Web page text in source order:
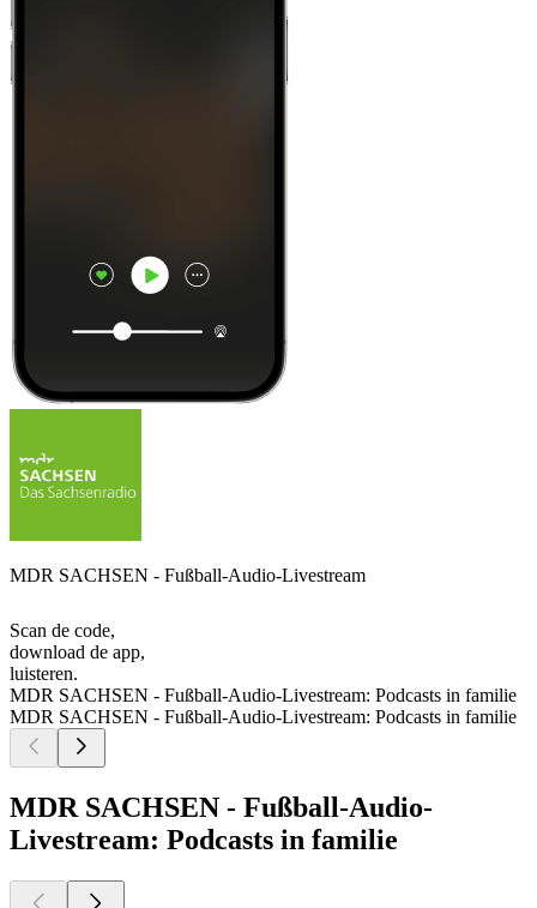
MDR SACHSEN - Fußball-Audio-Livestream
Scan de code,
download de app,
luisteren.
MDR SACHSEN - Fußball-Audio-Livestream: Podcasts in familie
MDR SACHSEN - Fußball-Audio-Livestream: Podcasts in familie
MDR SACHSEN - Fußball-Audio-
Livestream: Podcasts in familie